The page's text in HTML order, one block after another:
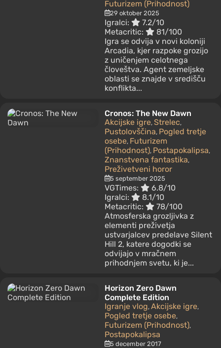
Futurizem (Prihodnost)
29 oktober 2025
Igralci:
7.2/10
Metacritic:
81/100
Igra se odvija v novi koloniji
Arcadia, kjer razpoke grozijo
z uničenjem celotnega
človeštva. Agent zemeljske
oblasti se znajde v središču
konflikta...
Cronos: The New Dawn
Akcijske igre, Strelec,
Pustolovščina, Pogled tretje
osebe, Futurizem
(Prihodnost), Postapokalipsa,
Znanstvena fantastika,
Preživetveni horor
5 september 2025
VGTimes:
6.8/10
Igralci:
8.1/10
Metacritic:
78/100
Atmosferska grozljivka z
elementi preživetja
ustvarjalcev predelave Silent
Hill 2, katere dogodki se
odvijajo v mračnem
prihodnjem svetu, ki je...
Horizon Zero Dawn
Complete Edition
Igranje vlog, Akcijske igre,
Pogled tretje osebe,
Futurizem (Prihodnost),
Postapokalipsa
5 december 2017